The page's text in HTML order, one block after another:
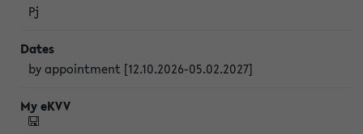
Pj
by appointment [12.10.2026-05.02.2027]